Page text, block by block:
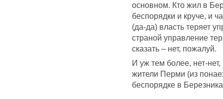
основном. Кто жил в
беспорядки и круче, и
(да-да) власть теряет
страной управление
сказать – нет, пожалуй.
И уж тем более, нет-нет,
жители Перми (из
беспорядке в